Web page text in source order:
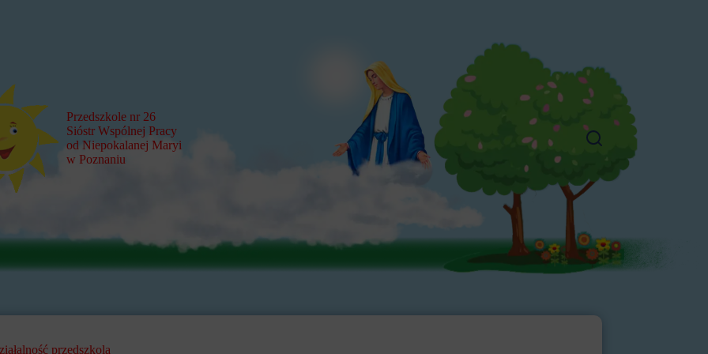
Przedszkole nr 26
Sióstr Wspólnej Pracy
od Niepokalanej Maryi
w Poznaniu
przedszkola